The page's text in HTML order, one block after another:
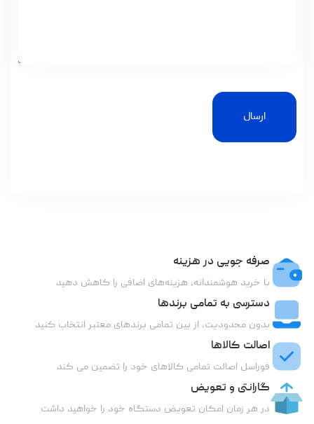
ارسال
صرفه جویی در هزینه
با خرید هوشمندانه، هزینه‌های اضافی را کاهش دهید
دسترسی به تمامی برندها
بدون محدودیت، از بین تمامی برندهای معتبر انتخاب کنید
اصالت کالاها
فوراسل اصالت تمامی کالاهای خود را تضمین می کند
گارانتی و تعویض
در هر زمان امکان تعویض دستگاه خود را خواهید داشت